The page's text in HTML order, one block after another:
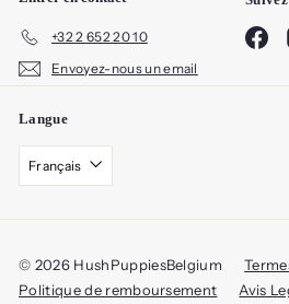
+32 2 652 20 10
Envoyez-nous un email
Langue
Français
© 2026 HushPuppiesBelgium
Politique de remboursement
Avis